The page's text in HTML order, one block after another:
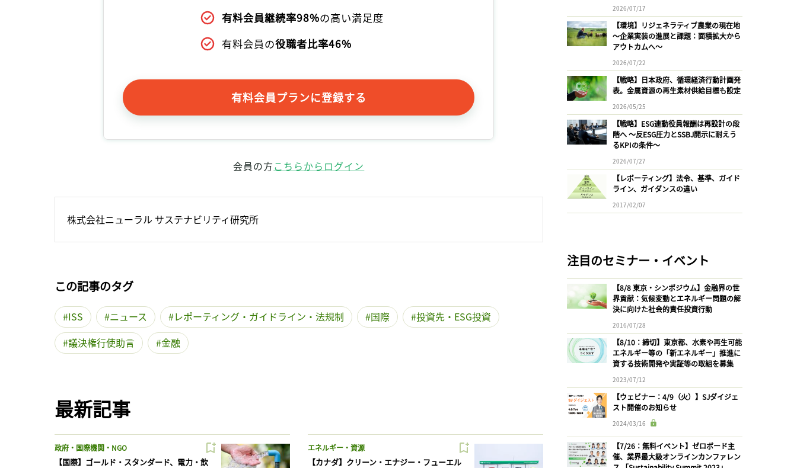
有料会員継続率98%の高い満足度
有料会員の役職者比率46%
有料会員プランに登録する
会員の方こちらからログイン
株式会社ニューラル サステナビリティ研究所
この記事のタグ
ISS ニュース レポーティング・ガイドライン・法規制 国際
投資先・ESG投資
議決権行使助言
金融
最新記事
政府・国際機関・NGO
【国際】ゴールド・スタンダード、電力・飲
エネルギー・資源
【カナダ】クリーン・エナジー・フューエル
2026/07/17
【環境】リジェネラティブ農業の現在地
〜企業実装の進展と課題：面積拡大から
アウトカムへ〜
2026/07/22
【戦略】日本政府、循環経済行動計画発
表。金属資源の再生素材供給目標も設定
2026/05/25
【戦略】ESG連動役員報酬は再設計の段
階へ 〜反ESG圧力とSSBJ開示に耐えう
るKPIの条件〜
2026/07/27
【レポーティング】法令、基準、ガイド
ライン、ガイダンスの違い
2017/02/07
注目のセミナー・イベント
【8/8 東京・シンポジウム】金融界の世
界貢献：気候変動とエネルギー問題の解
決に向けた社会的責任投資行動
2016/07/28
【8/10：締切】東京都、水素や再生可能
エネルギー等の「新エネルギー」推進に
資する技術開発や実証等の取組を募集
2023/07/12
【ウェビナー：4/9（火）】SJダイジェ
スト開催のお知らせ
2024/03/16
【7/26：無料イベント】ゼロボード主
催、業界最大級オンラインカンファレン